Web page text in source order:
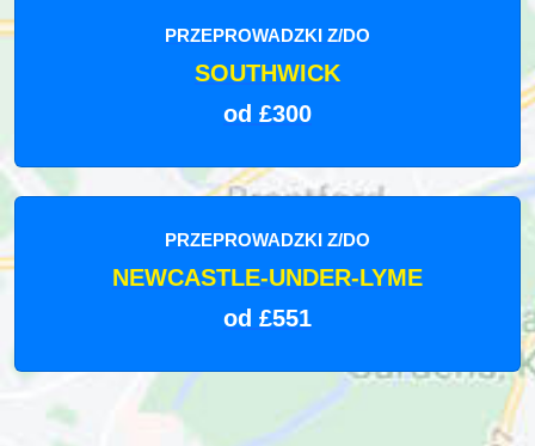
PRZEPROWADZKI Z/DO
SOUTHWICK
od £300
PRZEPROWADZKI Z/DO
NEWCASTLE-UNDER-LYME
od £551